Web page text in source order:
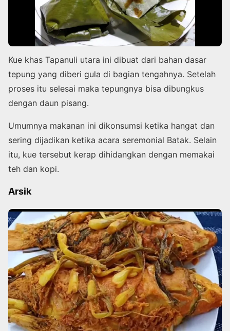
Kue khas Tapanuli utara ini dibuat dari bahan dasar
tepung yang diberi gula di bagian tengahnya. Setelah
proses itu selesai maka tepungnya bisa dibungkus
dengan daun pisang.
Umumnya makanan ini dikonsumsi ketika hangat dan
sering dijadikan ketika acara seremonial Batak. Selain
itu, kue tersebut kerap dihidangkan dengan memakai
teh dan kopi.
Arsik